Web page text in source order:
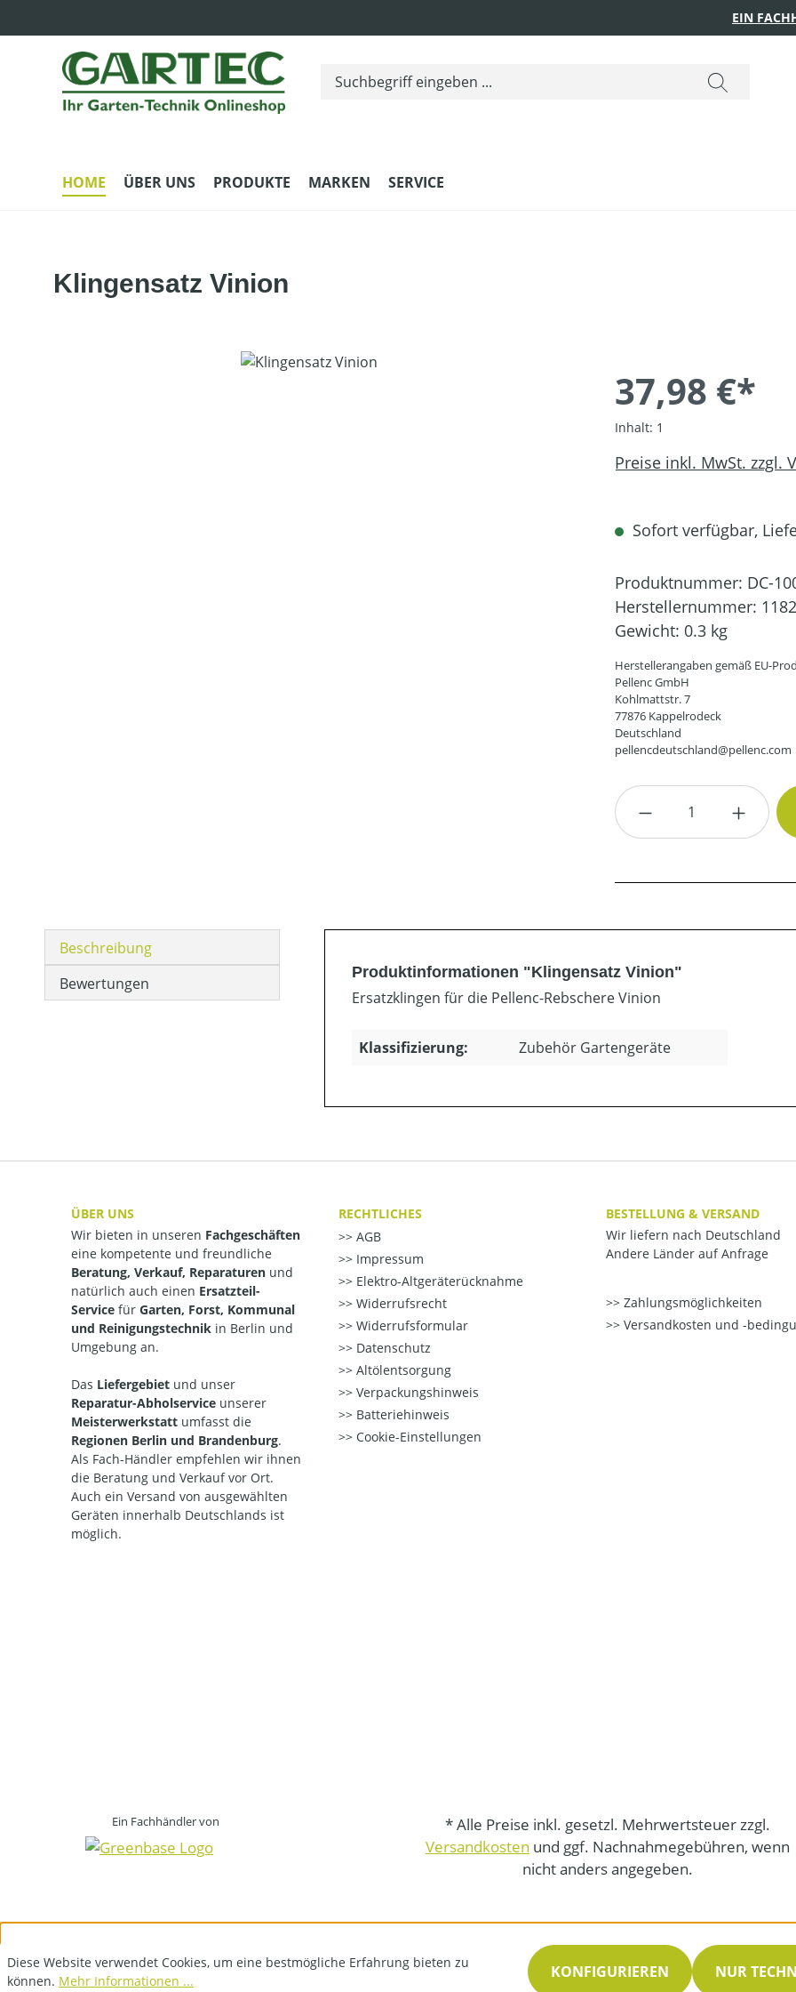
EIN
HOME ÜBER UNS PRODUKTE MARKEN SERVICE
Klingensatz Vinion
37,98 €*
Inhalt: 1
Preise inkl. MwSt. zzgl.
Sofort verfügbar,
Produktnummer: DC-
Herstellernummer:
Gewicht: 0.3 kg
Herstellerangaben gemäß EU-
Pellenc GmbH
Kohlmattstr. 7
77876 Kappelrodeck
Deutschland
pellencdeutschland@pellenc.com
Produkt Anzahl:
Beschreibung
Bewertungen
Produktinformationen "Klingensatz Vinion"
Ersatzklingen für die Pellenc-Rebschere Vinion
Klassifizierung: Zubehör Gartengeräte
ÜBER UNS
Wir bieten in unseren Fachgeschäften
eine kompetente und freundliche
Beratung, Verkauf, Reparaturen und
natürlich auch einen Ersatzteil-
Service für Garten, Forst, Kommunal
und Reinigungstechnik in Berlin und
Umgebung an.
Das Liefergebiet und unser
Reparatur-Abholservice unserer
Meisterwerkstatt umfasst die
Regionen Berlin und Brandenburg.
Als Fach-Händler empfehlen wir ihnen
die Beratung und Verkauf vor Ort.
Auch ein Versand von ausgewählten
Geräten innerhalb Deutschlands ist
möglich.
RECHTLICHES
AGB
Impressum
Elektro-Altgeräterücknahme
Widerrufsrecht
Widerrufsformular
Datenschutz
Altölentsorgung
Verpackungshinweis
Batteriehinweis
Cookie-Einstellungen
BESTELLUNG & VERSAND
Wir liefern nach Deutschland
Andere Länder auf Anfrage
Zahlungsmöglichkeiten
Versandkosten und -
Ein Fachhändler von
* Alle Preise inkl. gesetzl. Mehrwertsteuer zzgl.
Versandkosten und ggf. Nachnahmegebühren, wenn
nicht anders angegeben.
Diese Website verwendet Cookies, um eine bestmögliche Erfahrung bieten zu
können. Mehr Informationen ... NUR
KONFIGURIEREN